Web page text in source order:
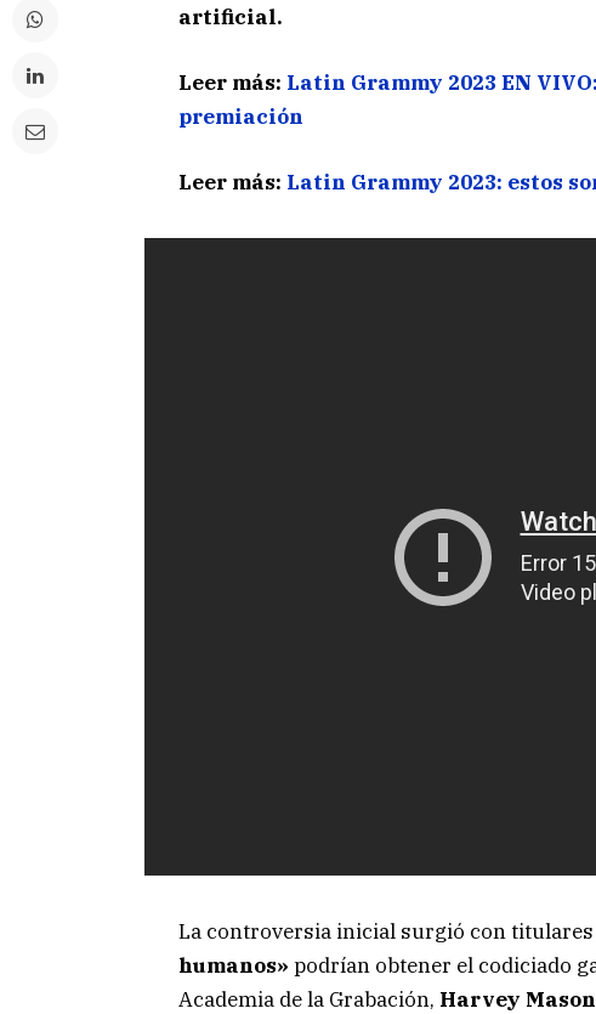
artificial.
Leer más: Latin Grammy 2023 EN
premiación
Leer más: Latin Grammy 2023: estos
La controversia inicial surgió con
humanos» podrían obtener el codiciado
Academia de la Grabación, Harvey